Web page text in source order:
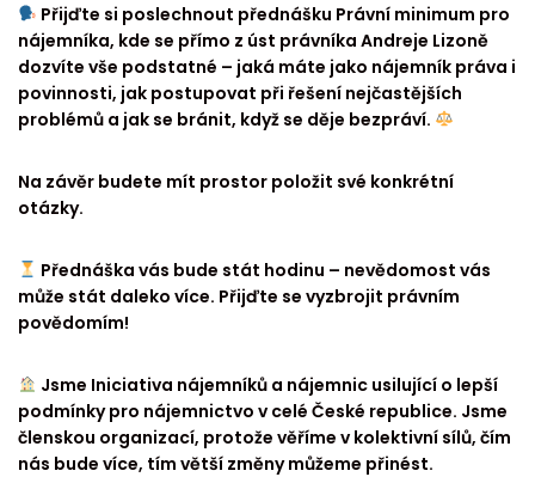
Přijďte si poslechnout přednášku Právní minimum pro
nájemníka, kde se přímo z úst právníka Andreje Lizoně
dozvíte vše podstatné – jaká máte jako nájemník práva i
povinnosti, jak postupovat při řešení nejčastějších
problémů a jak se bránit, když se děje bezpráví.
Na závěr budete mít prostor položit své konkrétní
otázky.
Přednáška vás bude stát hodinu – nevědomost vás
může stát daleko více. Přijďte se vyzbrojit právním
povědomím!
Jsme Iniciativa nájemníků a nájemnic usilující o lepší
podmínky pro nájemnictvo v celé České republice. Jsme
členskou organizací, protože věříme v kolektivní sílů, čím
nás bude více, tím větší změny můžeme přinést.